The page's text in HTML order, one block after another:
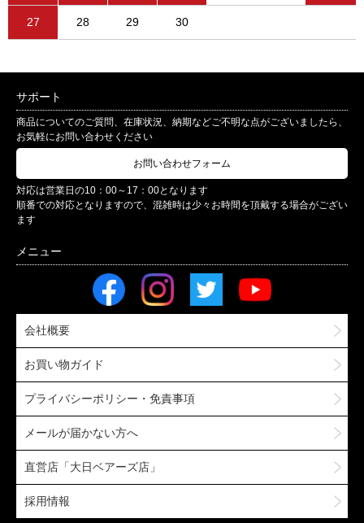
27 28 29 30
サポート
商品についてのご質問、在庫状況、納期などご不明な点がございましたら、
お気軽にお問い合わせください
お問い合わせフォーム
対応は営業日の10：00～17：00となります
順番での対応となりますので、混雑時は少々お時間を頂戴する場合がござい
ます
会社概要
お買い物ガイド
プライバシーポリシー・免責事項
メールが届かない方へ
直営店「大日ベアーズ店」
採用情報